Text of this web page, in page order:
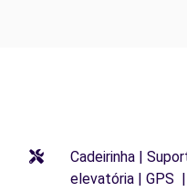
Cadeirinha |
elevatória | GPS |